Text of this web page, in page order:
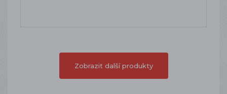
Zobrazit další produkty